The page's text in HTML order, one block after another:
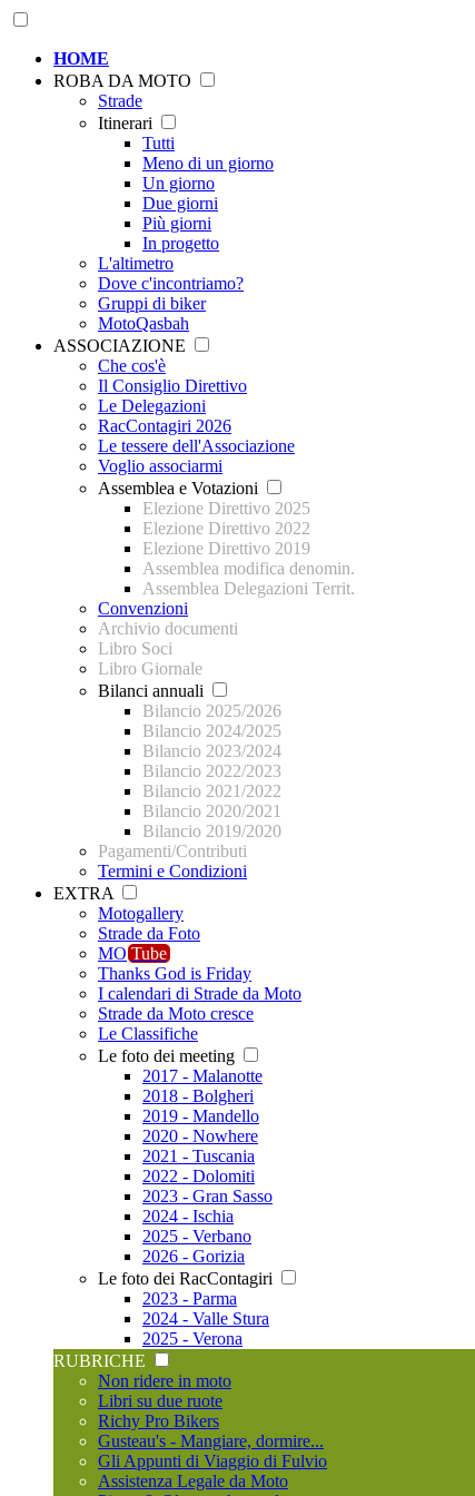
HOME
ROBA DA MOTO
Strade
Itinerari
Tutti
Meno di un giorno
Un giorno
Due giorni
Più giorni
In progetto
L'altimetro
Dove c'incontriamo?
Gruppi di biker
MotoQasbah
ASSOCIAZIONE
Che cos'è
Il Consiglio Direttivo
Le Delegazioni
RacContagiri 2026
Le tessere dell'Associazione
Voglio associarmi
Assemblea e Votazioni
Elezione Direttivo 2025
Elezione Direttivo 2022
Elezione Direttivo 2019
Assemblea modifica denomin.
Assemblea Delegazioni Territ.
Convenzioni
Archivio documenti
Libro Soci
Libro Giornale
Bilanci annuali
Bilancio 2025/2026
Bilancio 2024/2025
Bilancio 2023/2024
Bilancio 2022/2023
Bilancio 2021/2022
Bilancio 2020/2021
Bilancio 2019/2020
Pagamenti/Contributi
Termini e Condizioni
EXTRA
Motogallery
Strade da Foto
MO Tube
Thanks God is Friday
I calendari di Strade da Moto
Strade da Moto cresce
Le Classifiche
Le foto dei meeting
2017 - Malanotte
2018 - Bolgheri
2019 - Mandello
2020 - Nowhere
2021 - Tuscania
2022 - Dolomiti
2023 - Gran Sasso
2024 - Ischia
2025 - Verbano
2026 - Gorizia
Le foto dei RacContagiri
2023 - Parma
2024 - Valle Stura
2025 - Verona
RUBRICHE
Non ridere in moto
Libri su due ruote
Richy Pro Bikers
Gusteau's - Mangiare, dormire...
Gli Appunti di Viaggio di Fulvio
Assistenza Legale da Moto